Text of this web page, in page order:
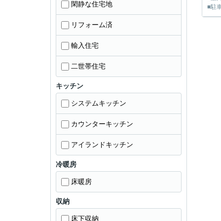
■駐
閑静な住宅地
リフォーム済
輸入住宅
二世帯住宅
キッチン
システムキッチン
カウンターキッチン
アイランドキッチン
冷暖房
床暖房
収納
床下収納